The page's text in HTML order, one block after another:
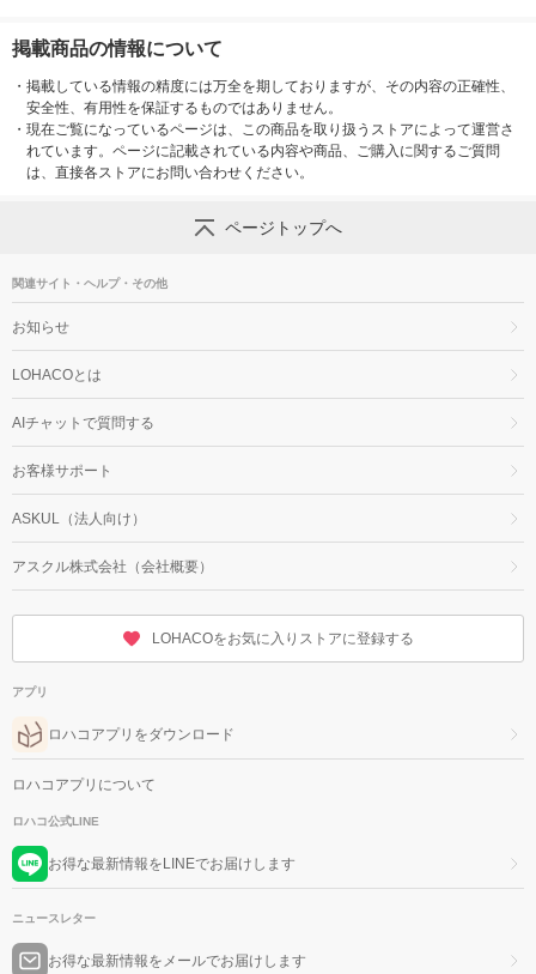
掲載商品の情報について
・ 掲載している情報の精度には万全を期しておりますが、その内容の正確性、
安全性、有用性を保証するものではありません。
・ 現在ご覧になっているページは、この商品を取り扱うストアによって運営さ
れています。ページに記載されている内容や商品、ご購入に関するご質問
は、直接各ストアにお問い合わせください。
ページトップへ
関連サイト・ヘルプ・その他
お知らせ
LOHACOとは
AIチャットで質問する
お客様サポート
ASKUL（法人向け）
アスクル株式会社（会社概要）
LOHACOをお気に入りストアに登録する
アプリ
ロハコアプリをダウンロード
ロハコアプリについて
ロハコ公式LINE
お得な最新情報をLINEでお届けします
ニュースレター
お得な最新情報をメールでお届けします